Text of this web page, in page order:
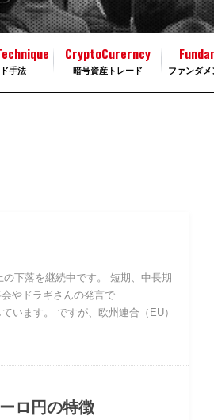
手法 暗号資産トレード
CryptoCurerncy
ファンダ
下落を継続中です。 短期、中長期
やドラギさんの発言で
います。 ですが、欧州連合（EU）
ロ円の特徴